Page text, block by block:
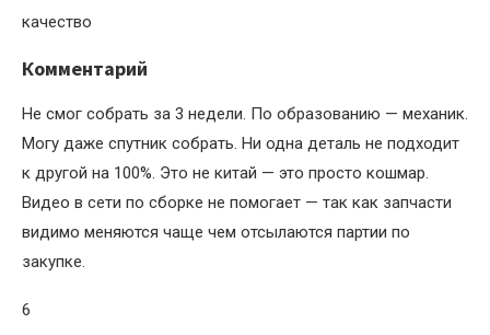
качество
Комментарий
Не смог собрать за 3 недели. По образованию — механик.
Могу даже спутник собрать. Ни одна деталь не подходит
к другой на 100%. Это не китай — это просто кошмар.
Видео в сети по сборке не помогает — так как запчасти
видимо меняются чаще чем отсылаются партии по
закупке.
6